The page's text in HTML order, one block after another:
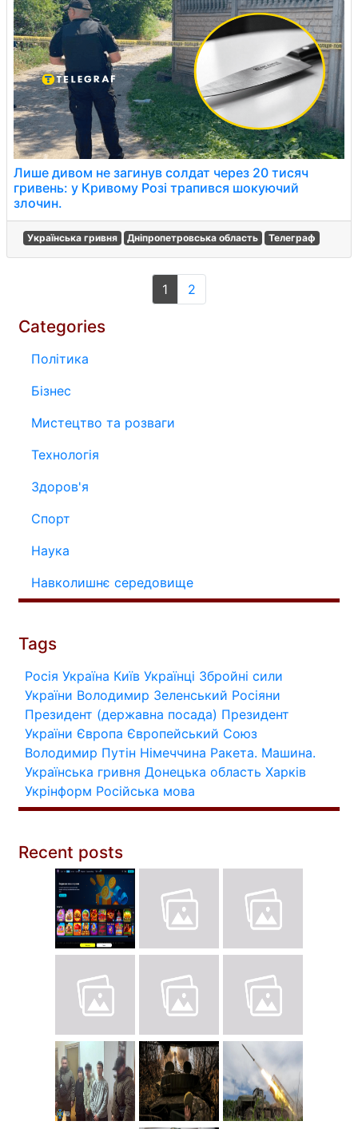
Лише дивом не загинув солдат через 20 тисяч
гривень: у Кривому Розі трапився шокуючий
злочин.
Українська гривня Дніпропетровська область Телеграф
1 2
Categories
Політика
Бізнес
Мистецтво та розваги
Технологія
Здоров'я
Спорт
Наука
Навколишнє середовище
Tags
Росія Україна Київ Українці Збройні сили
України Володимир Зеленський Росіяни
Президент (державна посада) Президент
України Європа Європейський Союз
Володимир Путін Німеччина Ракета. Машина.
Українська гривня Донецька область Харків
Укрінформ Російська мова
Recent posts